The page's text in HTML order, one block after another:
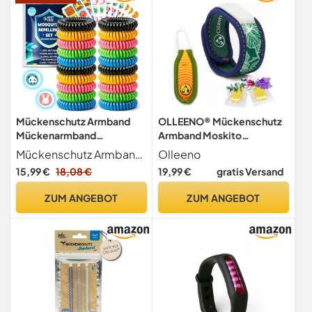
Mückenschutz Armband
Mückenarmband
Mückenpflaster Set, 20
Anti Mücken Armband und
60 Moskito Pflaster für
Camping Zubehör Gadgets
Summer Outdoor Sport
Mückenschutz Armband und Mückenpflaster Mückenarmband Set vereint Komfort und umfassenden Schutz. Es enthält 20 Anti Mücken Armband und 60 Moskito Pflaster mit Cartoon-Motiven und ist ideal für Familien und Gruppen, gemeinsam unterwegs sind. Armbänder eignen sich für Handgelenke, Knöchel und andere Körperstellen und bilden Schutzring . Mücken Pflaster können auf Kleidung, Rucksäcken, Kinderwagen oder Zelteingängen angebracht werden. BAUA N-119227
15,99 € 18,08 €
ZUM ANGEBOT
OLLEENO® Mückenschutz
Armband Moskito
Insektenschutz Armbänder
aus Neopren Armband-
Grün, Orange Anhänger
Olleeno
19,99 € gratis Versand
ZUM ANGEBOT